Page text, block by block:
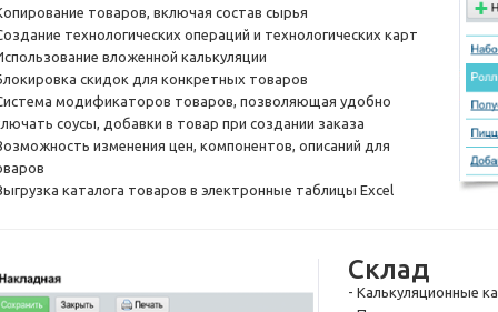
товаров, включая состав сырья
технологических операций и технологических карт
вложенной калькуляции
скидок для конкретных товаров
модификаторов товаров, позволяющая удобно
соусы, добавки в товар при создании заказа
изменения цен, компонентов, описаний для
каталога товаров в электронные таблицы Excel
Склад
- Калькуляционные